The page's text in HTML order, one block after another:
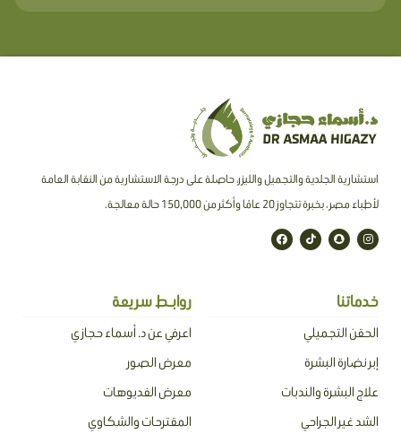
استشارية الجلدية والتجميل والليزر، حاصلة على درجة الاستشارية من النقابة العامة
لأطباء مصر ، بخبرة تتجاوز 20 عامًا وأكثر من 150,000 حالة معالجة.
I
n
s
a
S
n
a
a
t
T
i
k
F
a
c
خدماتنا
الحقن التجميلي
إبر نضارة البشرة
علاج البشرة والندبات
الشد غير الجراحي
روابـط سريعة
اعرفي عن د. أسماء حجازي
معرض الصور
معرض الفديوهات
المقترحات والشكاوي